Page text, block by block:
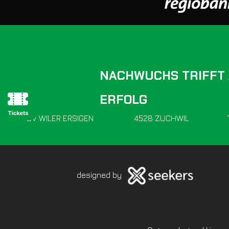
SV WILER ERSIGEN
4528 ZUCHWIL
NACHWUCHS TRIFFT
ERFOLG
designed by